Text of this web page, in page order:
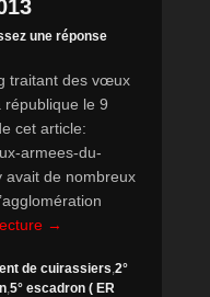
une réponse
traitant des vœux
le 9
cet article:
armees-du-
avait de nombreux
→
de cuirassiers,2°
,5° escadron ( ER